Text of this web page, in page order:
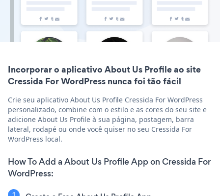
Incorporar o aplicativo About Us Profile ao site
Cressida For WordPress nunca foi tão fácil
Crie seu aplicativo About Us Profile Cressida For WordPress
personalizado, combine com o estilo e as cores do seu site e
adicione About Us Profile à sua página, postagem, barra
lateral, rodapé ou onde você quiser no seu Cressida For
WordPress local.
How To Add a About Us Profile App on Cressida For
WordPress: